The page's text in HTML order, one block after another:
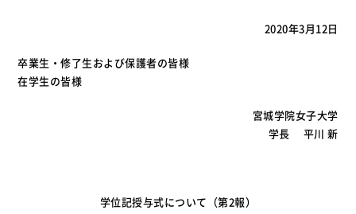
2020年3月12日
卒業生・修了生および保護者の皆様
在学生の皆様
宮城学院女子大学
学長 平川 新
学位記授与式について（第2報）